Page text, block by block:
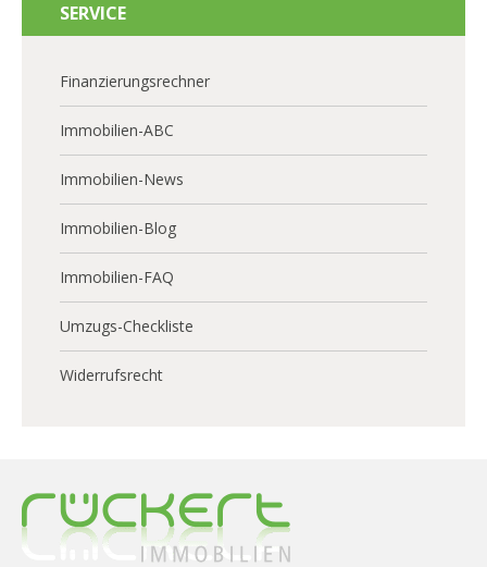
SERVICE
Finanzierungsrechner
Immobilien-ABC
Immobilien-News
Immobilien-Blog
Immobilien-FAQ
Umzugs-Checkliste
Widerrufsrecht